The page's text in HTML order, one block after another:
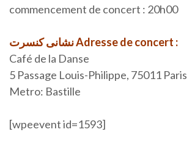
commencement de concert : 20h00
نشانی کنسرت Adresse de concert :
Café de la Danse
5 Passage Louis-Philippe, 75011 Paris
Metro: Bastille
[wpeevent id=1593]